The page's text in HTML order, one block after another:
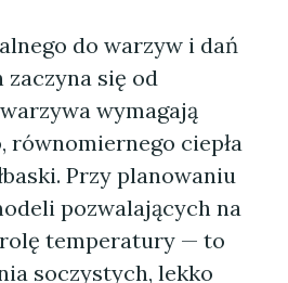
do warzyw i dań
się od
wymagają
równomiernego ciepła
Przy planowaniu
pozwalających na
temperatury — to
soczystych, lekko